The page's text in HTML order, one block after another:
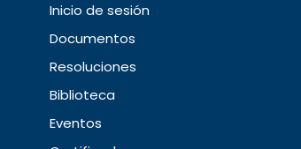
Inicio de sesión
Documentos
Resoluciones
Biblioteca
Eventos